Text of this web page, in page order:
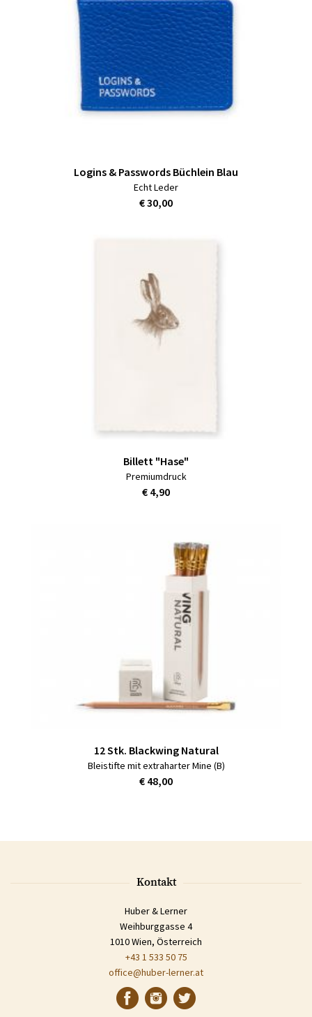
Logins & Passwords Büchlein Blau
Echt Leder
€ 30,00
Billett "Hase"
Premiumdruck
€ 4,90
12 Stk. Blackwing Natural
Bleistifte mit extraharter Mine (B)
€ 48,00
Kontakt
Huber & Lerner
Weihburggasse 4
1010 Wien, Österreich
+43 1 533 50 75
office@huber-lerner.at